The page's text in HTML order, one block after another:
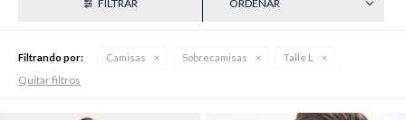
Filtrando por: Camisas Sobrecamisas Talle L
Quitar filtros